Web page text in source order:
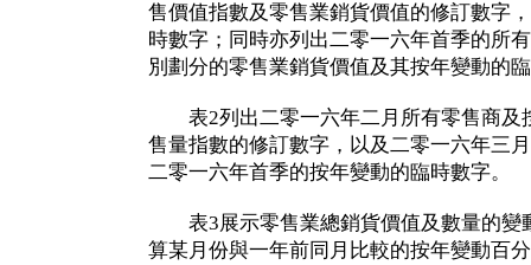
售價值指數及零售業銷貨價值的修訂數字
時數字；同時亦列出二零一六年首季的所
別劃分的零售業銷貨價值及其按年變動的
表2列出二零一六年二月所有零售商及
售量指數的修訂數字，以及二零一六年三
二零一六年首季的按年變動的臨時數字。
表3展示零售業總銷貨價值及數量的變
算某月份與一年前同月比較的按年變動百